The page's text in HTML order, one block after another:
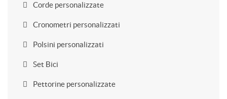
Corde personalizzate
Cronometri personalizzati
Polsini personalizzati
Set Bici
Pettorine personalizzate